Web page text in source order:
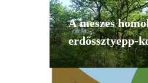
A meszes
erdőssztyepp-
ökoszisztéma